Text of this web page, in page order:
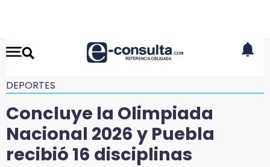
DEPORTES
Concluye la Olimpiada
Nacional 2026 y Puebla
recibió 16 disciplinas